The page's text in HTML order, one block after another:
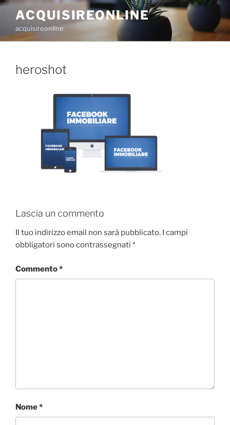
Salta
contenuto
ACQUISIREONLINE
acquisireonline
heroshot
Lascia un commento
Il tuo indirizzo email non sarà pubblicato. I campi
obbligatori sono contrassegnati *
Commento*
Nome*